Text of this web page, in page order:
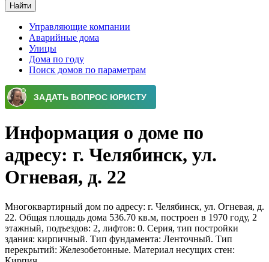
Главное меню
Управляющие компании
Аварийные дома
Улицы
Дома по году
Поиск домов по параметрам
Информация о доме по
адресу: г. Челябинск, ул.
Огневая, д. 22
Многоквартирный дом по адресу: г. Челябинск, ул. Огневая, д.
22. Общая площадь дома 536.70 кв.м, построен в 1970 году, 2
этажный, подъездов: 2, лифтов: 0. Серия, тип постройки
здания: кирпичный. Тип фундамента: Ленточный. Тип
перекрытий: Железобетонные. Материал несущих стен: